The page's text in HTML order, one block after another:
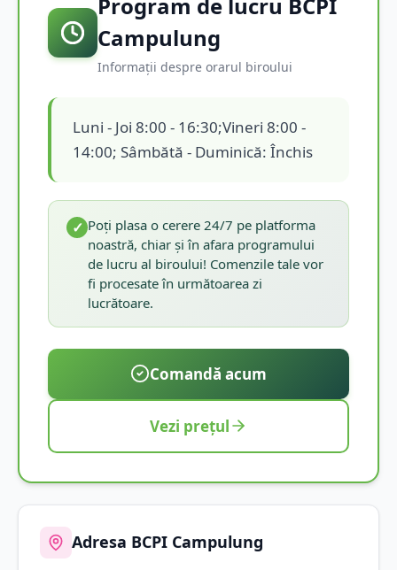
Campulung
Informații despre orarul biroului
Luni - Joi 8:00 - 16:30;Vineri 8:00 -
14:00; Sâmbătă - Duminică: Închis
✓ Poți plasa o cerere 24/7 pe platforma
noastră, chiar și în afara programului
de lucru al biroului! Comenzile tale vor
fi procesate în următoarea zi
lucrătoare.
Comandă acum
Vezi prețul
Adresa BCPI Campulung